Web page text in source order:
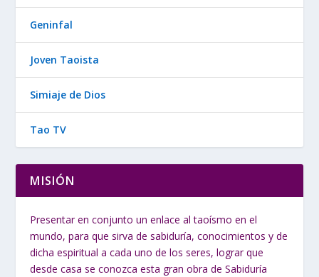
Geninfal
Joven Taoista
Simiaje de Dios
Tao TV
MISIÓN
Presentar en conjunto un enlace al taoísmo en el
mundo, para que sirva de sabiduría, conocimientos y de
dicha espiritual a cada uno de los seres, lograr que
desde casa se conozca esta gran obra de Sabiduría